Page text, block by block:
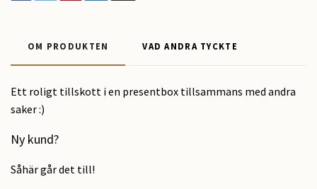
OM PRODUKTEN VAD ANDRA TYCKTE
Ett roligt tillskott i en presentbox tillsammans med andra
saker :)
Ny kund?
Såhär går det till!